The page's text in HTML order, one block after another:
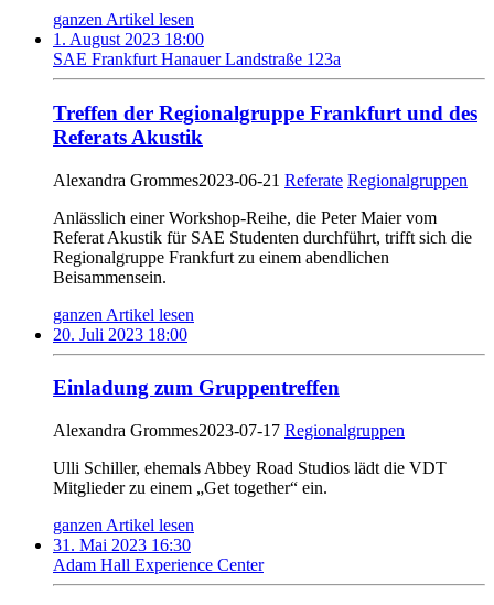
ganzen Artikel lesen
1. August 2023 18:00
SAE Frankfurt Hanauer Landstraße 123a
Treffen der Regionalgruppe Frankfurt und des
Referats Akustik
Alexandra Grommes2023-06-21 Referate Regionalgruppen
Anlässlich einer Workshop-Reihe, die Peter Maier vom
Referat Akustik für SAE Studenten durchführt, trifft sich die
Regionalgruppe Frankfurt zu einem abendlichen
Beisammensein.
ganzen Artikel lesen
20. Juli 2023 18:00
Einladung zum Gruppentreffen
Alexandra Grommes2023-07-17 Regionalgruppen
Ulli Schiller, ehemals Abbey Road Studios lädt die VDT
Mitglieder zu einem „Get together“ ein.
ganzen Artikel lesen
31. Mai 2023 16:30
Adam Hall Experience Center